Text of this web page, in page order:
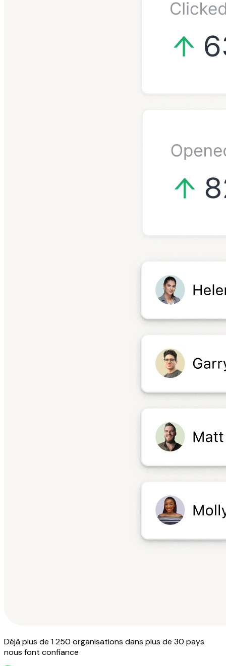
Déjà plus de 1 250 organisations dans plus de 30 pays
nous font confiance